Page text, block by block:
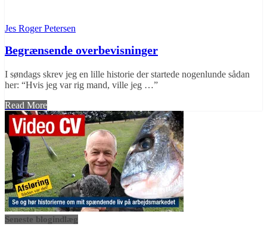
Jes Roger Petersen
Begrænsende overbevisninger
I søndags skrev jeg en lille historie der startede nogenlunde sådan
her: “Hvis jeg var rig mand, ville jeg …”
Read More
Seneste blogindlæg